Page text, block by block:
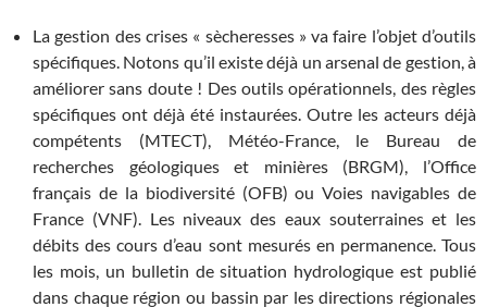
La gestion des crises « sècheresses » va faire l’objet d’outils
spécifiques. Notons qu’il existe déjà un arsenal de gestion, à
améliorer sans doute ! Des outils opérationnels, des règles
spécifiques ont déjà été instaurées. Outre les acteurs déjà
compétents (MTECT), Météo-France, le Bureau de
recherches géologiques et minières (BRGM), l’Office
français de la biodiversité (OFB) ou Voies navigables de
France (VNF). Les niveaux des eaux souterraines et les
débits des cours d’eau sont mesurés en permanence. Tous
les mois, un bulletin de situation hydrologique est publié
dans chaque région ou bassin par les directions régionales